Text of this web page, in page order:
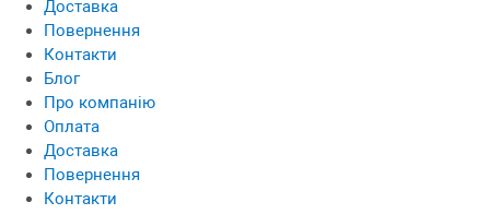
Доставка
Повернення
Контакти
Блог
Про компанію
Оплата
Доставка
Повернення
Контакти